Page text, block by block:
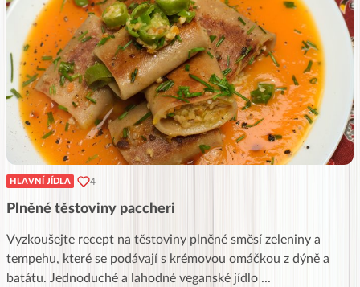
HLAVNÍ JÍDLA 4
Plněné těstoviny paccheri
Vyzkoušejte recept na těstoviny plněné směsí zeleniny a
tempehu, které se podávají s krémovou omáčkou z dýně a
batátu. Jednoduché a lahodné veganské jídlo ...